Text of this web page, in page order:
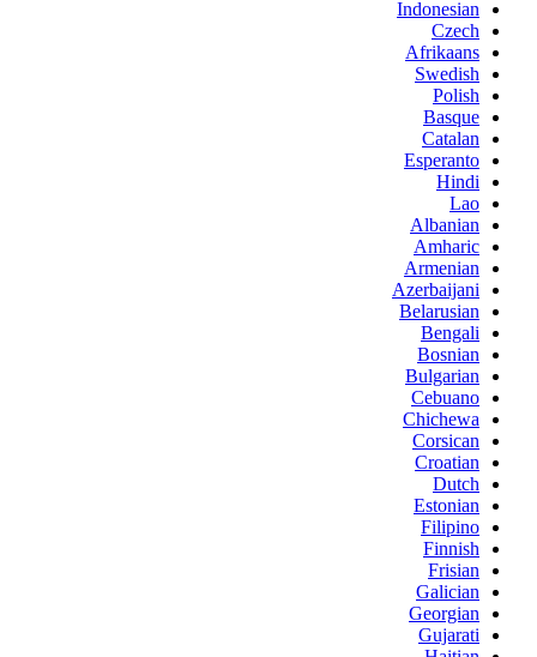
Indonesian
Czech
Afrikaans
Swedish
Polish
Basque
Catalan
Esperanto
Hindi
Lao
Albanian
Amharic
Armenian
Azerbaijani
Belarusian
Bengali
Bosnian
Bulgarian
Cebuano
Chichewa
Corsican
Croatian
Dutch
Estonian
Filipino
Finnish
Frisian
Galician
Georgian
Gujarati